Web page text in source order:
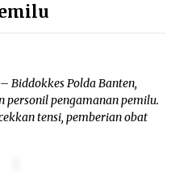
2026
Terbaik yang Praktis
Aktivitas
Biddokkes Polda Banten,
personil pengamanan pemilu.
tensi, pemberian obat